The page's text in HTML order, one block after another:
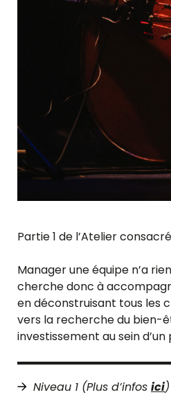
Partie 1 de l’Atelier
Manager une équipe n’a
cherche donc à
en déconstruisant tous les
vers la recherche du bien-
investissement au sein d’un
Niveau 1 (Plus d’infos ici)